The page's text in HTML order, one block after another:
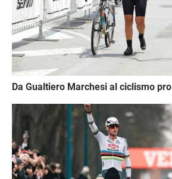
Da Gualtiero Marchesi al ciclismo pro